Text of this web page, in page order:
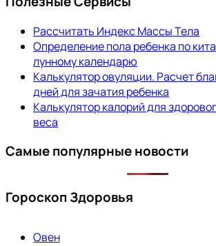
Рассчитать Индекс Массы Тела
Определение пола ребенка по
лунному календарю
Калькулятор овуляции. Расчет
дней для зачатия ребенка
Калькулятор калорий для
веса
Самые популярные новости
Гороскоп Здоровья
Овен